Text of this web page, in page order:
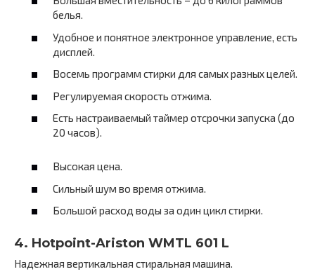
белья.
Удобное и понятное электронное управление, есть
дисплей.
Восемь программ стирки для самых разных целей.
Регулируемая скорость отжима.
Есть настраиваемый таймер отсрочки запуска (до
20 часов).
Высокая цена.
Сильный шум во время отжима.
Большой расход воды за один цикл стирки.
4. Hotpoint-Ariston WMTL 601 L
Надежная вертикальная стиральная машина.